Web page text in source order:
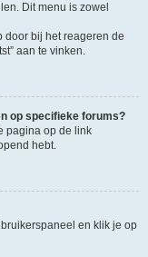
Dit menu is zowel
door bij het reageren de
aan te vinken.
op specifieke forums?
pagina op de link
hebt.
en klik je op